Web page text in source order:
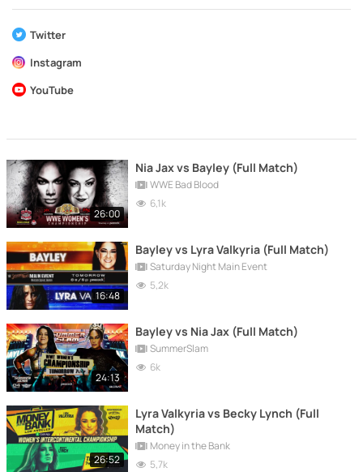
Twitter
Instagram
YouTube
26:00
Nia Jax vs Bayley (Full Match)
WWE Bad Blood
6,1k
16:48
Bayley vs Lyra Valkyria (Full Match)
Saturday Night Main Event
5,2k
24:13
Bayley vs Nia Jax (Full Match)
SummerSlam
6k
26:52
Lyra Valkyria vs Becky Lynch (Full
Match)
Money in the Bank
5,7k